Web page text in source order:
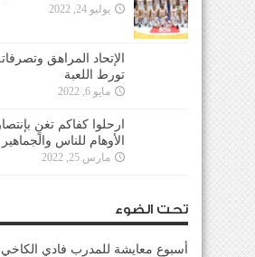
يوليو 24, 2022
الإتحاد المراهق
تورط اللعبة
مايو 6, 2022
ارحلوا كفاكم تغنٍ
الأوهام للناس والجماهير
مارس 25, 2022
تحت الضوء
أسبوع معايشة للمدرب فادي